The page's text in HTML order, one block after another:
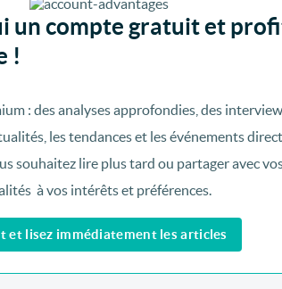
un compte gratuit et
!
: des analyses approfondies, des
les tendances et les événements
souhaitez lire plus tard ou partager avec
à vos intérêts et préférences.
et lisez immédiatement les articles